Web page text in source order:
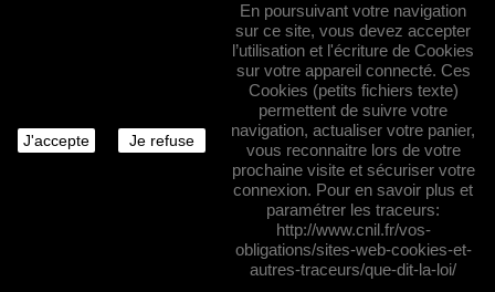
J'accepte Je refuse
En poursuivant votre navigation
sur ce site, vous devez accepter
l’utilisation et l'écriture de Cookies
sur votre appareil connecté. Ces
Cookies (petits fichiers texte)
permettent de suivre votre
navigation, actualiser votre panier,
vous reconnaitre lors de votre
prochaine visite et sécuriser votre
connexion. Pour en savoir plus et
paramétrer les traceurs:
http://www.cnil.fr/vos-
obligations/sites-web-cookies-et-
autres-traceurs/que-dit-la-loi/
© 2026 - Logiciel e-commerce par PrestaShop™